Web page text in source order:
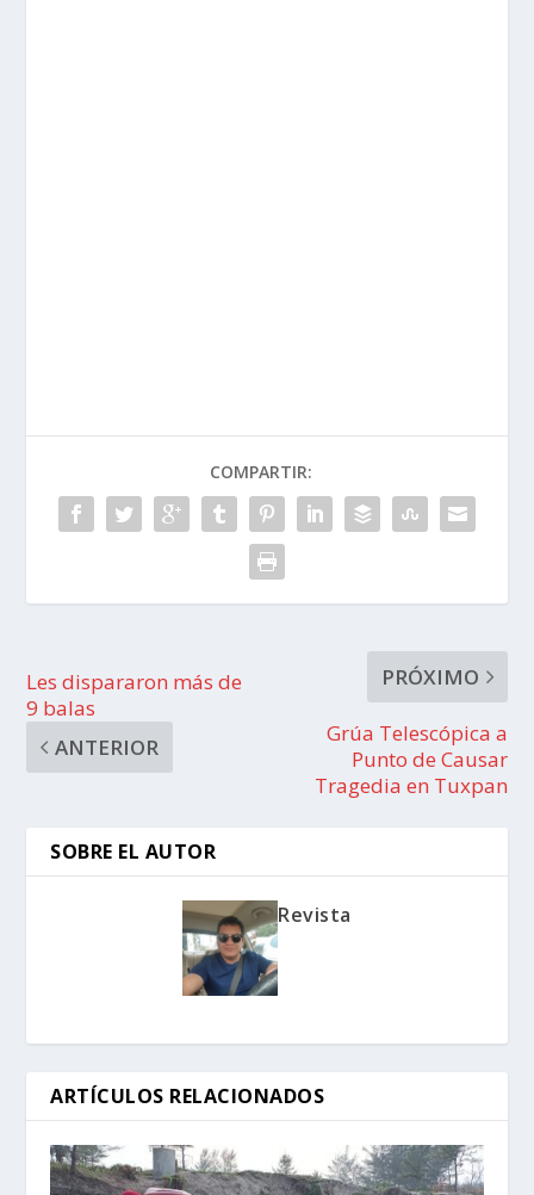
COMPARTIR:
Les dispararon más de
9 balas
ANTERIOR
PRÓXIMO
Grúa Telescópica a
Punto de Causar
Tragedia en Tuxpan
SOBRE EL AUTOR
Revista
ARTÍCULOS RELACIONADOS